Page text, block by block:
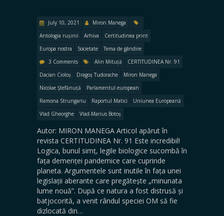
July 10, 2021
Miron Manega
Antologia rușinii
Arhiva
Certitudinea print
Europa nostra
Societate
Tema de gândire
3 Comments
Alin Mituță
CERTITUDINEA Nr. 91
Dacian Cioloș
Dragoș Tudorache
Miron Manega
Nicolae Ștefănuță
Parlamentul european
Ramona Strungariu
Raportul Matici
Uniunea Europeană
Vlad Gheorghe
Vlad-Marius Botoș
Autor: MIRON MANEGA Articol apărut în
revista CERTITUDINEA Nr. 91 Este incredibil!
Logica, bunul simț, legile biologice sucombă în
fața demenței pandemice care cuprinde
planeta. Argumentele sunt inutile în fața unei
legislații aberante care pregătește „minunata
lume nouă”. După ce natura a fost distrusă și
batjocorită, a venit rândul speciei OM să fie
dizlocată din…